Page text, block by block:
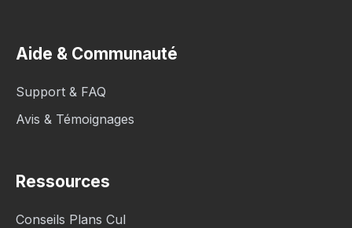
Aide & Communauté
Support & FAQ
Avis & Témoignages
Ressources
Conseils Plans Cul